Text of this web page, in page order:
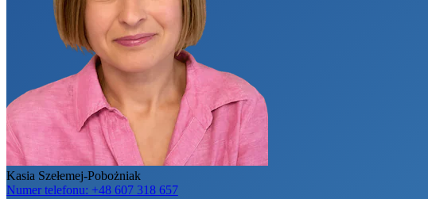
Kasia Szełemej-Pobożniak
Numer telefonu: +48 607 318 657